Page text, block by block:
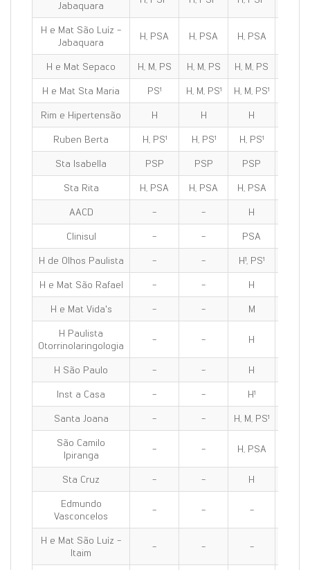
Jabaquara
H e Mat São Luíz -
Jabaquara
H, PSA H, PSA H, PSA
H e Mat Sepaco H, M, PS H, M, PS H, M, PS
H e Mat Sta Maria
PS¹ H, M, PS¹ H, M, PS¹
Rim e Hipertensão
H H H
Ruben Berta
H, PS¹ H, PS¹ H, PS¹
Sta Isabella
PSP PSP PSP
Sta Rita
H, PSA H, PSA H, PSA
AACD
- - H
Clinisul
- - PSA
H de Olhos Paulista
- - H¹, PS¹
H e Mat São Rafael
- - H
H e Mat Vida's
- - M
H Paulista
Otorrinolaringologia
- - H
H São Paulo - - H
Inst a Casa
- - H¹
Santa Joana
- - H, M, PS¹
São Camilo
Ipiranga
- - H, PSA
Sta Cruz - - H
Edmundo
Vasconcelos
- - -
H e Mat São Luíz -
Itaim
- - -